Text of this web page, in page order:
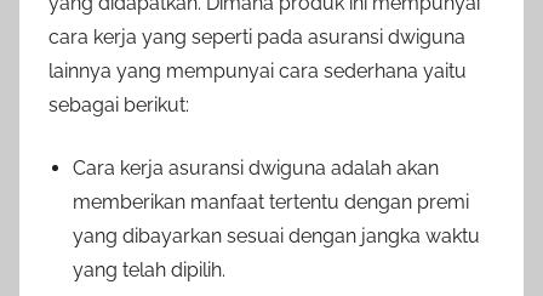
cara kerja yang seperti pada asuransi dwiguna
lainnya yang mempunyai cara sederhana yaitu
sebagai berikut:
Cara kerja asuransi dwiguna adalah akan
memberikan manfaat tertentu dengan premi
yang dibayarkan sesuai dengan jangka waktu
yang telah dipilih.